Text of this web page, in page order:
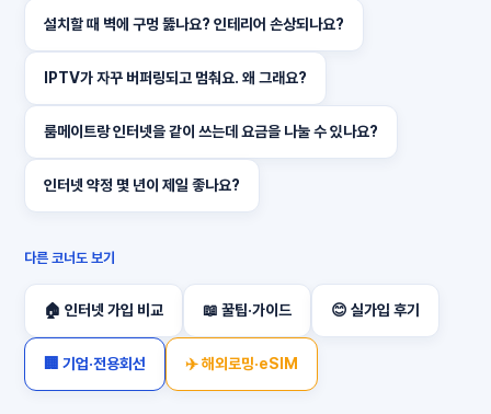
설치할 때 벽에 구멍 뚫나요? 인테리어 손상되나요?
IPTV가 자꾸 버퍼링되고 멈춰요. 왜 그래요?
룸메이트랑 인터넷을 같이 쓰는데 요금을 나눌 수 있나요?
인터넷 약정 몇 년이 제일 좋나요?
다른 코너도 보기
🏠 인터넷 가입 비교 📖 꿀팁·가이드 😊 실가입 후기
🏢 기업·전용회선 ✈️ 해외로밍·eSIM